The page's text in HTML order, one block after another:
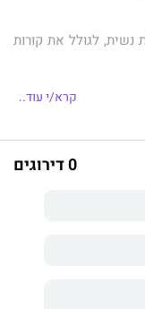
לגולל את קורות
הדור הגוחן מעליה,
לסופרים ולאומנים
את קורות משפחתה,
קיומה.
קרא/י עוד..
0 דירוגים